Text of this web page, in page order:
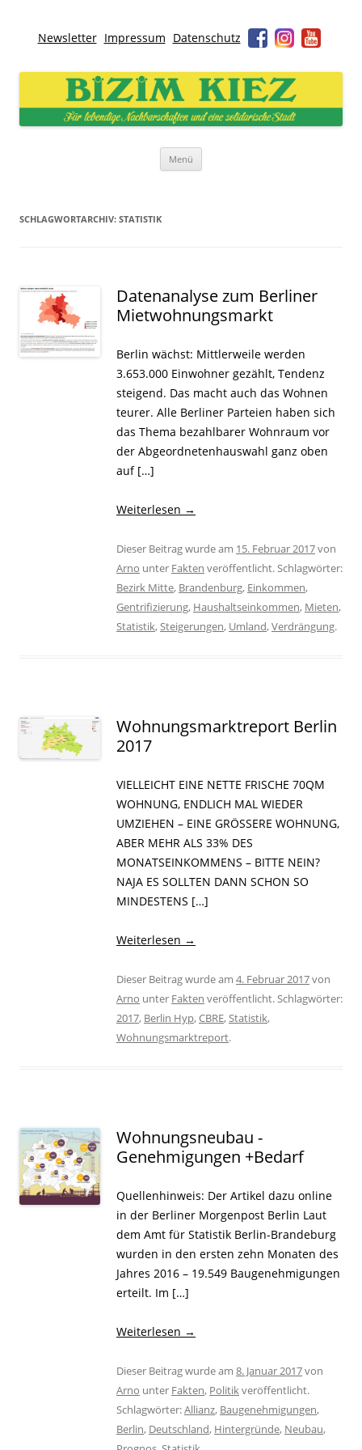
Newsletter Impressum Datenschutz
Bizim Kiez – Unser Kiez
Für lebendige Nachbarschaften und eine solidarische Stadt
Menü
SCHLAGWORTARCHIV: STATISTIK
Datenanalyse zum Berliner
Mietwohnungsmarkt
Berlin wächst: Mittlerweile werden
3.653.000 Einwohner gezählt, Tendenz
steigend. Das macht auch das Wohnen
teurer. Alle Berliner Parteien haben sich
das Thema bezahlbarer Wohnraum vor
der Abgeordnetenhauswahl ganz oben
auf […]
Weiterlesen →
Dieser Beitrag wurde am 15. Februar 2017von
Arno unter Fakten veröffentlicht. Schlagwörter:
Bezirk Mitte, Brandenburg, Einkommen,
Gentrifizierung, Haushaltseinkommen, Mieten,
Statistik,Steigerungen, Umland,Verdrängung.
Wohnungsmarktreport Berlin
2017
VIELLEICHT EINE NETTE FRISCHE 70QM
WOHNUNG, ENDLICH MAL WIEDER
UMZIEHEN – EINE GRÖSSERE WOHNUNG,
ABER MEHR ALS 33% DES
MONATSEINKOMMENS – BITTE NEIN?
NAJA ES SOLLTEN DANN SCHON SO
MINDESTENS […]
Weiterlesen →
Dieser Beitrag wurde am 4. Februar 2017von
Arno unter Fakten veröffentlicht. Schlagwörter:
2017, Berlin Hyp,CBRE,Statistik,
Wohnungsmarktreport.
Wohnungsneubau -
Genehmigungen +Bedarf
Quellenhinweis: Der Artikel dazu online
in der Berliner Morgenpost Berlin Laut
dem Amt für Statistik Berlin-Brandeburg
wurden in den ersten zehn Monaten des
Jahres 2016 – 19.549 Baugenehmigungen
erteilt. Im […]
Weiterlesen →
Dieser Beitrag wurde am 8. Januar 2017von
Arno unter Fakten, Politikveröffentlicht.
Schlagwörter:Allianz, Baugenehmigungen,
Berlin, Deutschland, Hintergründe, Neubau,